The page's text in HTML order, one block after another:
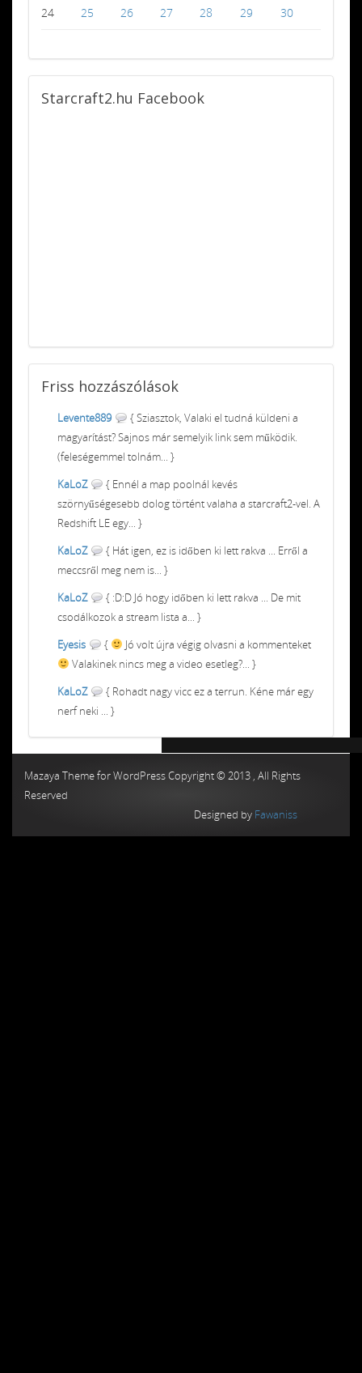
24 25 26 27 28 29 30
Starcraft2.hu Facebook
Friss hozzászólások
Levente889
{ Sziasztok, Valaki el tudná küldeni a
magyarítást? Sajnos már semelyik link sem működik.
(feleségemmel tolnám... }
KaLoZ
{ Ennél a map poolnál kevés
szörnyűségesebb dolog történt valaha a starcraft2-vel. A
Redshift LE egy... }
KaLoZ
{ Hát igen, ez is időben ki lett rakva ... Erről a
meccsről meg nem is... }
KaLoZ
{ :D:D Jó hogy időben ki lett rakva ... De mit
csodálkozok a stream lista a... }
Eyesis
{
Jó volt újra végig olvasni a kommenteket
Valakinek nincs meg a video esetleg?... }
KaLoZ
{ Rohadt nagy vicc ez a terrun. Kéne már egy
nerf neki ... }
Mazaya Theme for WordPress Copyright © 2013 , All Rights
Reserved
Designed by Fawaniss